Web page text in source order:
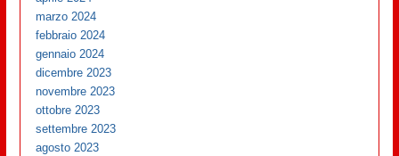
marzo 2024
febbraio 2024
gennaio 2024
dicembre 2023
novembre 2023
ottobre 2023
settembre 2023
agosto 2023